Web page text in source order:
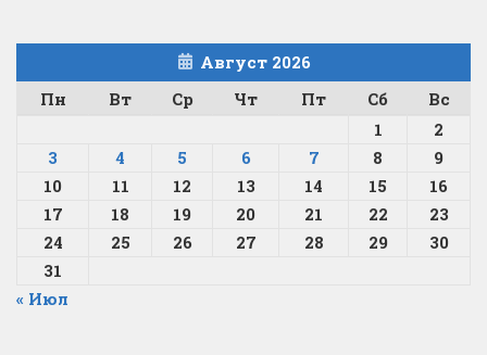
Август 2026
Пн
Вт Ср Чт Пт Сб
Вс
1
2
3
4 5 6 7 8
9
10
11 12 13 14 15
16
17
18 19 20 21 22
23
24
25 26 27 28 29
30
31
« Июл